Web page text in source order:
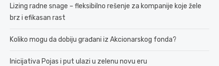
Lizing radne snage – fleksibilno rešenje za kompanije koje žele
brz i efikasan rast
Koliko mogu da dobiju građani iz Akcionarskog fonda?
Inicijativa Pojas i put ulazi u zelenu novu eru